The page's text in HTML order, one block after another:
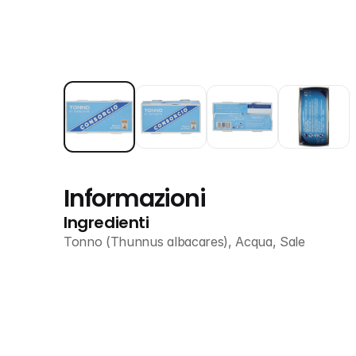
Informazioni
Ingredienti
Tonno (Thunnus albacares), Acqua, Sale